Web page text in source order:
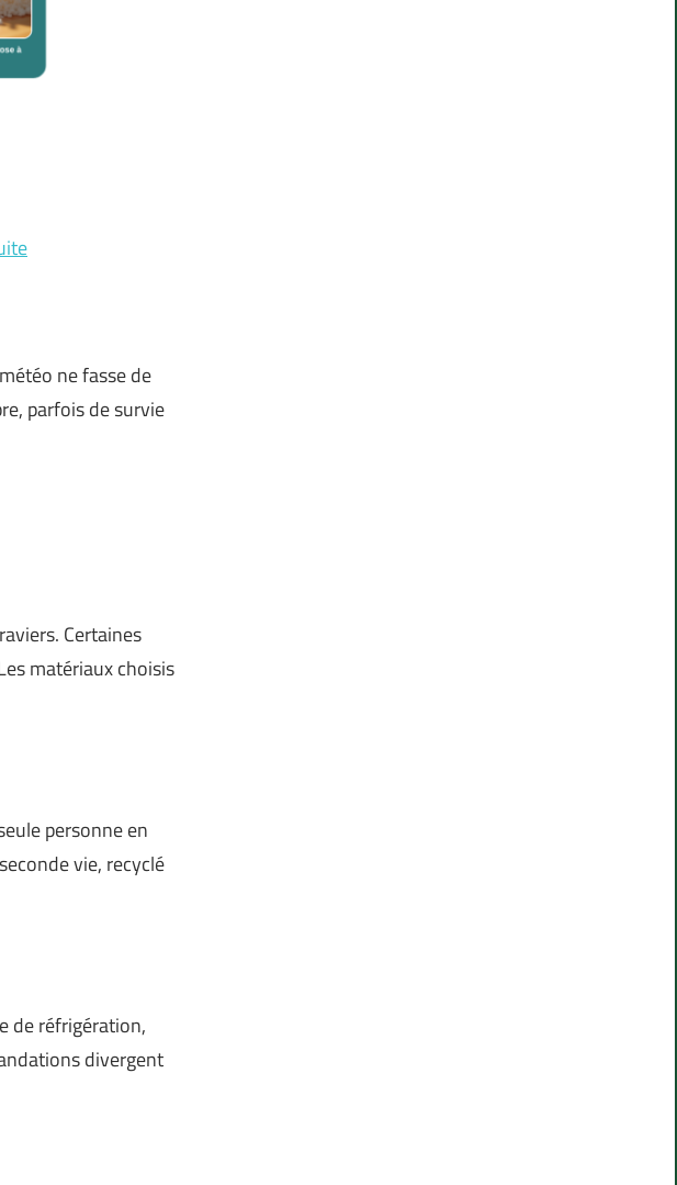
ne fasse de
parfois de survie
Certaines
matériaux choisis
personne en
vie, recyclé
de réfrigération,
divergent